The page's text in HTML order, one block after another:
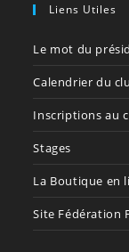
Liens Utiles
Le mot du
Calendrier du
Inscriptions au
Stages
La Boutique en
Site Fédération